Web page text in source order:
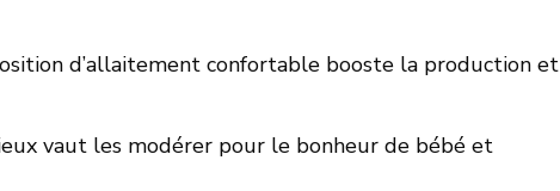
d’allaitement confortable booste la production et
vaut les modérer pour le bonheur de bébé et